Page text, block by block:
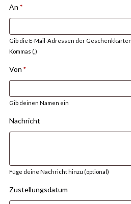
An *
Gib die E-Mail-Adressen der
Kommas (,)
Von *
Gib deinen Namen ein
Nachricht
Füge deine Nachricht hinzu (optional)
Zustellungsdatum